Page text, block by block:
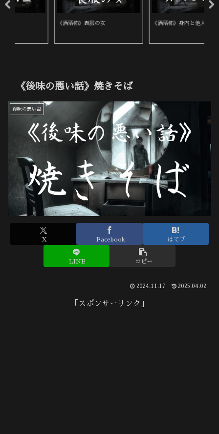
《洒落怖》喪服の女 《洒落怖》身内と他人
《後味の悪い話》焼きそば
後味の悪い話
X Facebook はてブ
LINE コピー
2024.11.17 2025.04.02
「スポンサーリンク」